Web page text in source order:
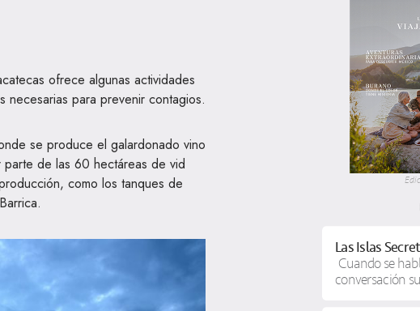
ofrece algunas actividades
necesarias para prevenir contagios.
se produce el galardonado vino
de las 60 hectáreas de vid
como los tanques de
Las Islas
Cuando se
conversación